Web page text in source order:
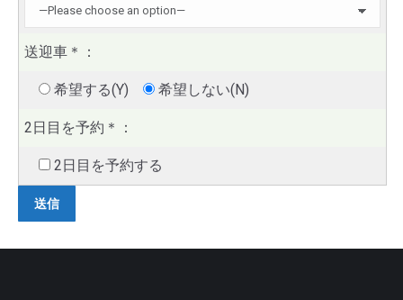
送迎車 ＊ ：
希望する(Y) 希望しない(N)
2日目を予約 ＊ ：
2日目を予約する